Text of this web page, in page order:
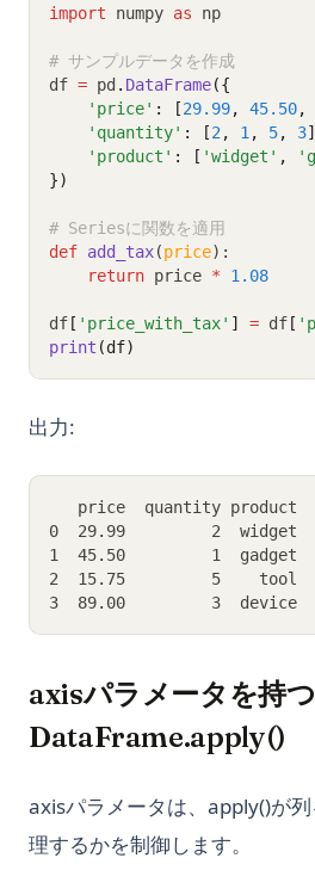
import numpy as np
# サンプルデータを作成
df = pd . DataFrame({
'price' : [29.99, 45.50,
'quantity' : [2 , 1 , 5, 3
'product' : [ 'widget' ,
})
# Seriesに関数を適用
def add_tax(price):
return price * 1.08
df [ 'price_with_tax' ] = df [
print (df)
出力:
price  quantity product
0  29.99         2  widget
1  45.50         1  gadget
2  15.75         5    tool
3  89.00         3  device
axisパラメータを持つ
DataFrame.apply()
axisパラメータは、apply()が
理するかを制御します。